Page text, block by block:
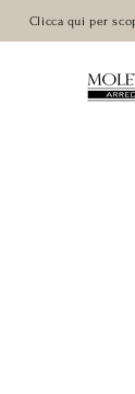
Clicca qui per